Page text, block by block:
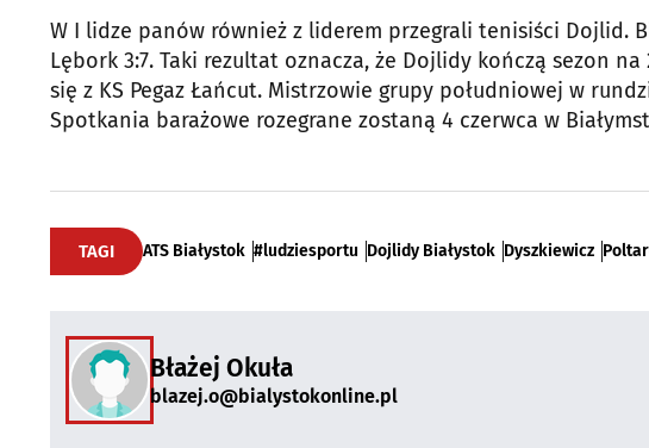
W I lidze panów również z liderem przegrali tenisiści Dojlid.
Lębork 3:7. Taki rezultat oznacza, że Dojlidy kończą sezon
się z KS Pegaz Łańcut. Mistrzowie grupy południowej w
Spotkania barażowe rozegrane zostaną 4 czerwca w
TAGI ATS Białystok #ludziesportu Dojlidy Białystok Dyszkiewicz
Błażej Okuła
blazej.o@bialystokonline.pl